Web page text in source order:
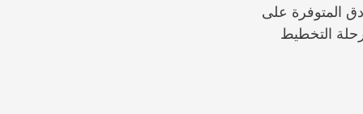
المتوفرة على
التخطيط